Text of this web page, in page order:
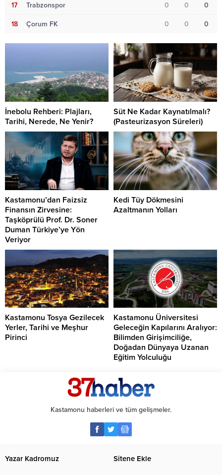
17 Trabzonspor 0 0 0
18 Çorum FK 0 0 0
İnebolu Rehberi: Plajları,
Tarihi, Nerede, Ne Yenir?
Süt Ne Kadar Kaynatılmalı?
(Pasteurizasyon Süreleri)
Kastamonu’dan Faizsiz
Finansın Zirvesine:
Taşköprülü Prof. Dr. Soner
Duman Türkiye’ye Yön
Veriyor
Kedi Tüy Dökmesini
Azaltmanın Yolları
Kastamonu Tosya Gezilecek
Yerler, Tarihi ve Meşhur
Pirinci
Kastamonu Üniversitesi
Geleceğin Kapılarını Aralıyor:
Bilimden Girişimciliğe,
Doğadan Dünyaya Uzanan
Eğitim Yolculuğu
Kastamonu haberleri ve tüm gelişmeler.
Yazar Kadromuz Sitene Ekle